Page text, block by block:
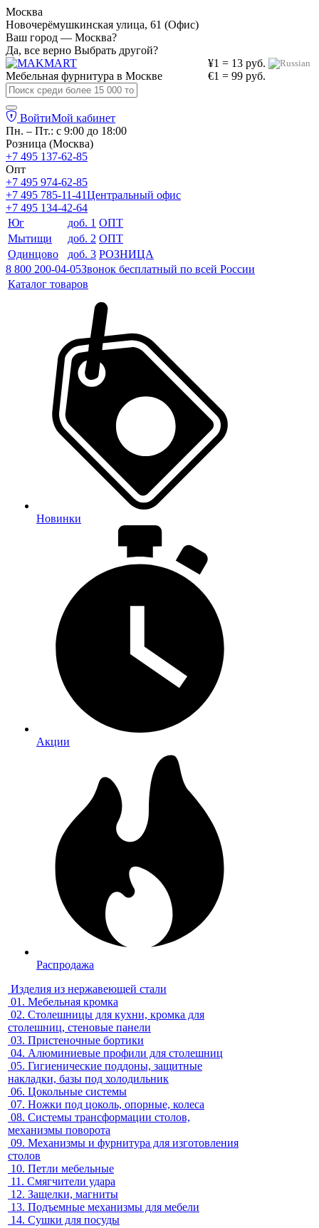
Москва
Новочерёмушкинская улица, 61 (Офис)
Ваш город — Москва?
Да, все верно Выбрать другой?
¥1 = 13 руб.
€1 = 99 руб.
Мебельная фурнитура в Москве
ВойтиМой кабинет
Пн. – Пт.: с 9:00 до 18:00
Розница (Москва)
+7 495 137-62-85
Опт
+7 495 974-62-85
+7 495 785-11-41Центральный офис
+7 495 134-42-64
Юг
доб. 1 ОПТ
Мытищи
доб. 2 ОПТ
Одинцово
доб. 3 РОЗНИЦА
8 800 200-04-05Звонок бесплатный по всей России
Каталог товаров
Новинки
Акции
Распродажа
Изделия из нержавеющей стали
01. Мебельная кромка
02. Столешницы для кухни, кромка для
столешниц, стеновые панели
03. Пристеночные бортики
04. Алюминиевые профили для столешниц
05. Гигиенические поддоны, защитные
накладки, базы под холодильник
06. Цокольные системы
07. Ножки под цоколь, опорные, колеса
08. Системы трансформации столов,
механизмы поворота
09. Механизмы и фурнитура для изготовления
столов
10. Петли мебельные
11. Смягчители удара
12. Защелки, магниты
13. Подъемные механизмы для мебели
14. Сушки для посуды